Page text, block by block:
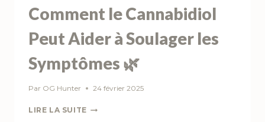
Comment le Cannabidiol
Peut Aider à Soulager les
Symptômes 🌿
Par OG Hunter 24 février 2025
LIRE LA SUITECBD